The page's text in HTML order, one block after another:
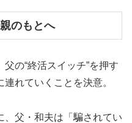
のもとへ
の“終活スイッチ”を押す
れていくことを決意。
、父・和夫は「騙されてい